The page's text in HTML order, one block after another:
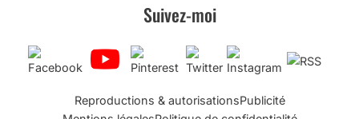
Suivez-moi
Reproductions & autorisationsPublicité